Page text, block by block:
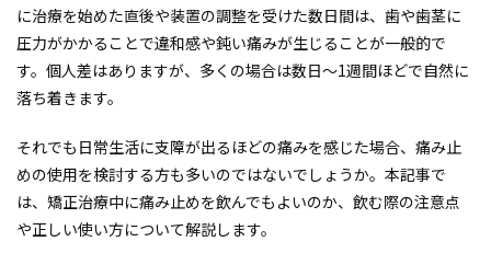
に治療を始めた直後や装置の調整を受けた数日間は、歯や歯茎に
圧力がかかることで違和感や鈍い痛みが生じることが一般的で
す。個人差はありますが、多くの場合は数日～1週間ほどで自然に
落ち着きます。
それでも日常生活に支障が出るほどの痛みを感じた場合、痛み止
めの使用を検討する方も多いのではないでしょうか。本記事で
は、矯正治療中に痛み止めを飲んでもよいのか、飲む際の注意点
や正しい使い方について解説します。